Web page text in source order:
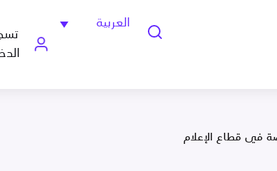
العربية
في قطاع الإعلام